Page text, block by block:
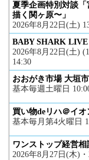
夏季企画特別対談
描く関ヶ原〜」
2026年8月22日(土)
BABY SHARK LIVE
2026年8月22日(土)
14:30
おおがき市場 大垣
基本毎週土曜日
買い物deリハ＠イ
基本毎月第4火曜日
ワンストップ経営相
2026年8月27日(木)